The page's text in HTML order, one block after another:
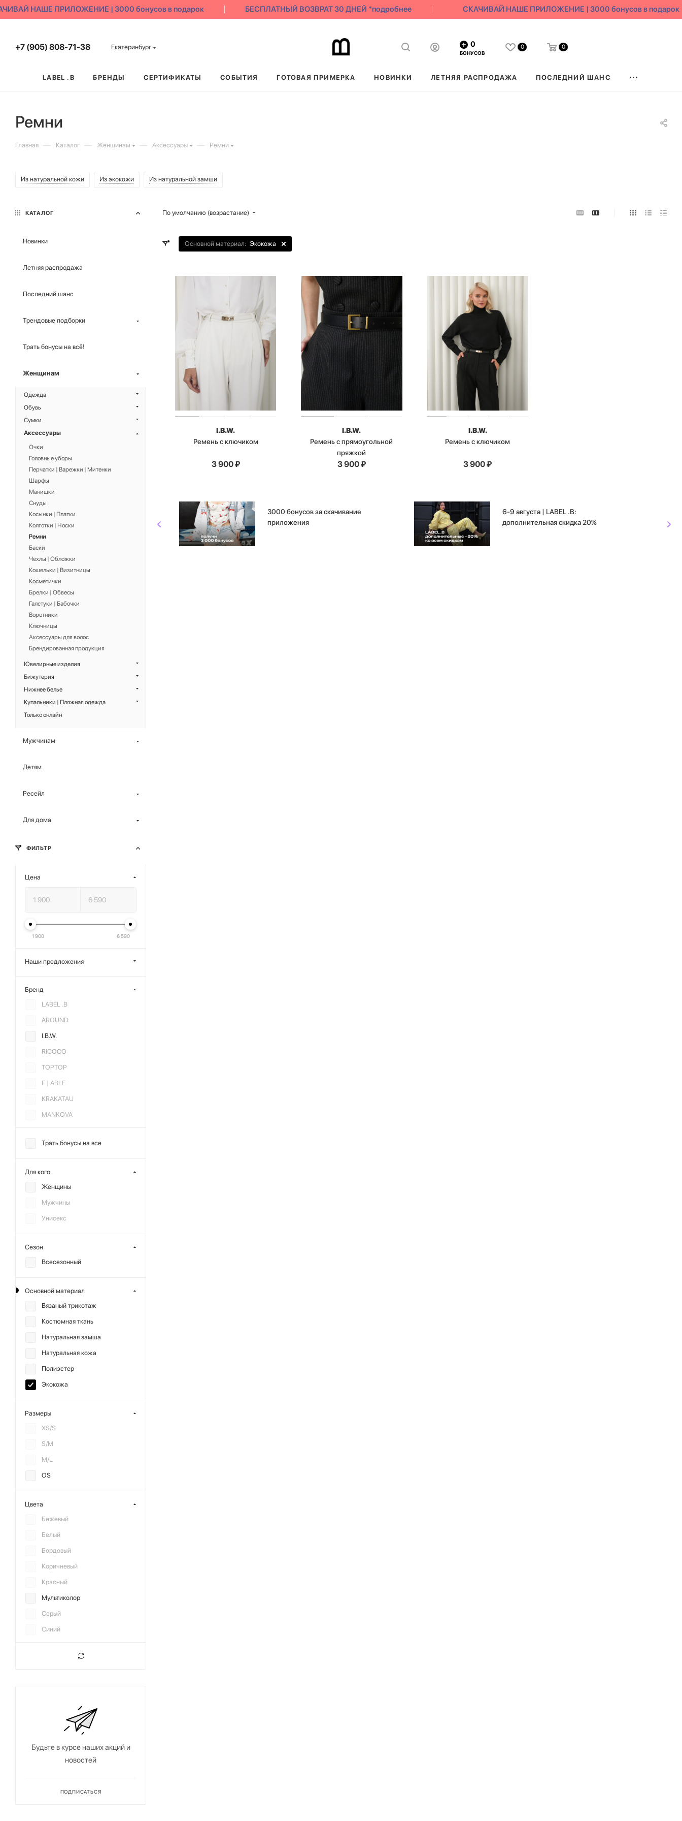
НАШЕ ПРИЛОЖЕНИЕ | 3000 бонусов в подарок БЕСПЛАТНЫЙ ВОЗВРАТ 30 ДНЕЙ *подробнее СКАЧИВАЙ НАШЕ ПРИЛОЖЕНИЕ | 3000 бонусов в подарок
+7 (905) 808-71-38 Екатеринбург 0
БОНУСОВ
0 0
LABEL .B БРЕНДЫ СЕРТИФИКАТЫ СОБЫТИЯ ГОТОВАЯ ПРИМЕРКА НОВИНКИ ЛЕТНЯЯ РАСПРОДАЖА ПОСЛЕДНИЙ ШАНС
Ремни
Главная — Каталог — Женщинам — Аксессуары — Ремни
Из натуральной кожи Из экокожи Из натуральной замши
По умолчанию (возрастание)
Основной материал: Экокожа
I.B.W.
Ремень с ключиком
3 900₽
I.B.W.
Ремень с прямоугольной
пряжкой
3 900₽
I.B.W.
Ремень с ключиком
3 900₽
3000 бонусов за скачивание
приложения
6-9 августа | LABEL .B:
дополнительная скидка 20%
КАТАЛОГ
Новинки
Летняя распродажа
Последний шанс
Трендовые подборки
Трать бонусы на всё!
Женщинам
Одежда
Обувь
Сумки
Аксессуары
Очки
Головные уборы
Перчатки | Варежки | Митенки
Шарфы
Манишки
Снуды
Косынки | Платки
Колготки | Носки
Ремни
Баски
Чехлы | Обложки
Кошельки | Визитницы
Косметички
Брелки | Обвесы
Галстуки | Бабочки
Воротники
Ключницы
Аксессуары для волос
Брендированная продукция
Ювелирные изделия
Бижутерия
Нижнее белье
Купальники | Пляжная одежда
Только онлайн
Мужчинам
Детям
Ресейл
Для дома
ФИЛЬТР
Цена
1 900 6 590
Наши предложения
Бренд
LABEL .B
AROUND
I.B.W.
RICOCO
TOPTOP
F | ABLE
KRAKATAU
MANKOVA
Трать бонусы на все
Для кого
Женщины
Мужчины
Унисекс
Сезон
Всесезонный
Основной материал
Вязаный трикотаж
Костюмная ткань
Натуральная замша
Натуральная кожа
Полиэстер
Экокожа
Размеры
XS/S
S/M
M/L
OS
Цвета
Бежевый
Белый
Бордовый
Коричневый
Красный
Мультиколор
Серый
Синий
Будьте в курсе наших акций и
новостей
ПОДПИСАТЬСЯ